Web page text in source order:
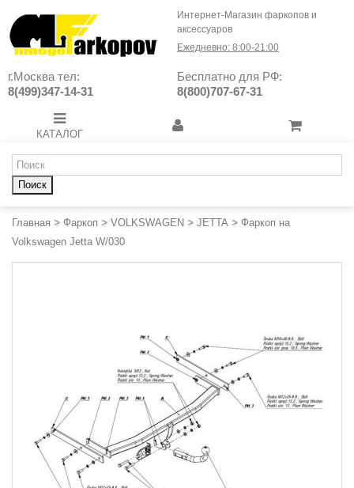
Интернет-Магазин фаркопов и
аксессуаров
Ежедневно: 8:00-21:00
г.Москва тел:
8(499)347-14-31
Бесплатно для РФ:
8(800)707-67-31
КАТАЛОГ
Поиск
Главная > Фаркоп > VOLKSWAGEN > JETTA > Фаркоп на
Volkswagen Jetta W/030